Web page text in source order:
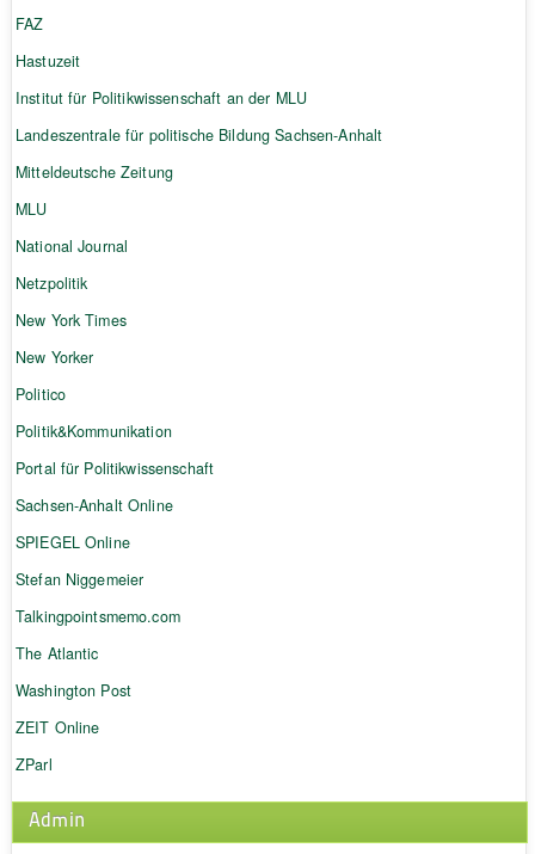
FAZ
Hastuzeit
Institut für Politikwissenschaft an der MLU
Landeszentrale für politische Bildung Sachsen-Anhalt
Mitteldeutsche Zeitung
MLU
National Journal
Netzpolitik
New York Times
New Yorker
Politico
Politik&Kommunikation
Portal für Politikwissenschaft
Sachsen-Anhalt Online
SPIEGEL Online
Stefan Niggemeier
Talkingpointsmemo.com
The Atlantic
Washington Post
ZEIT Online
ZParl
Admin